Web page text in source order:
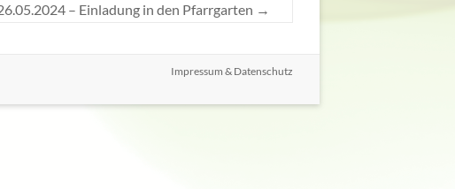
– Einladung in den Pfarrgarten →
Impressum & Datenschutz